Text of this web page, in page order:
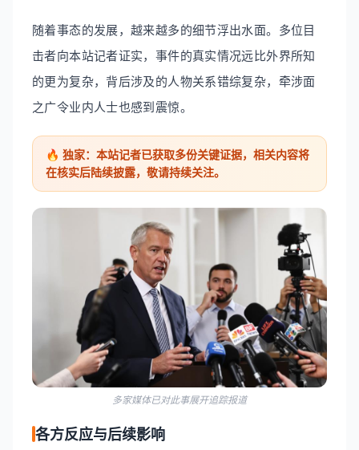
随着事态的发展，越来越多的细节浮出水面。多位目
击者向本站记者证实，事件的真实情况远比外界所知
的更为复杂，背后涉及的人物关系错综复杂，牵涉面
之广令业内人士也感到震惊。
🔥 独家：本站记者已获取多份关键证据，相关内容将
在核实后陆续披露，敬请持续关注。
多家媒体已对此事展开追踪报道
各方反应与后续影响